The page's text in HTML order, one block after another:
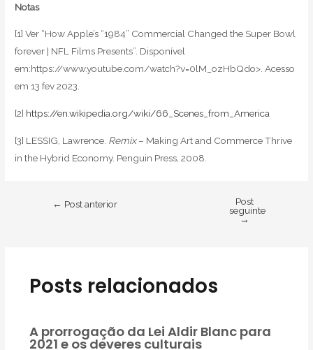
Notas
[1] Ver “How Apple’s “1984” Commercial Changed the Super Bowl
forever | NFL Films Presents”. Disponível
em:https://www.youtube.com/watch?v=0lM_ozHbQdo>. Acesso
em 13 fev 2023.
[2] https://en.wikipedia.org/wiki/66_Scenes_from_America
[3] LESSIG, Lawrence. Remix– Making Art and Commerce Thrive
in the Hybrid Economy. Penguin Press, 2008.
← Post anterior
Post
seguinte
→
Posts relacionados
A prorrogação da Lei Aldir Blanc para
2021 e os deveres culturais